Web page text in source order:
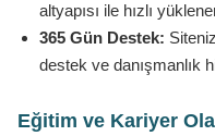
altyapısı ile hızlı
365 Gün Destek:
destek ve danışmanlık
Eğitim ve Kariyer